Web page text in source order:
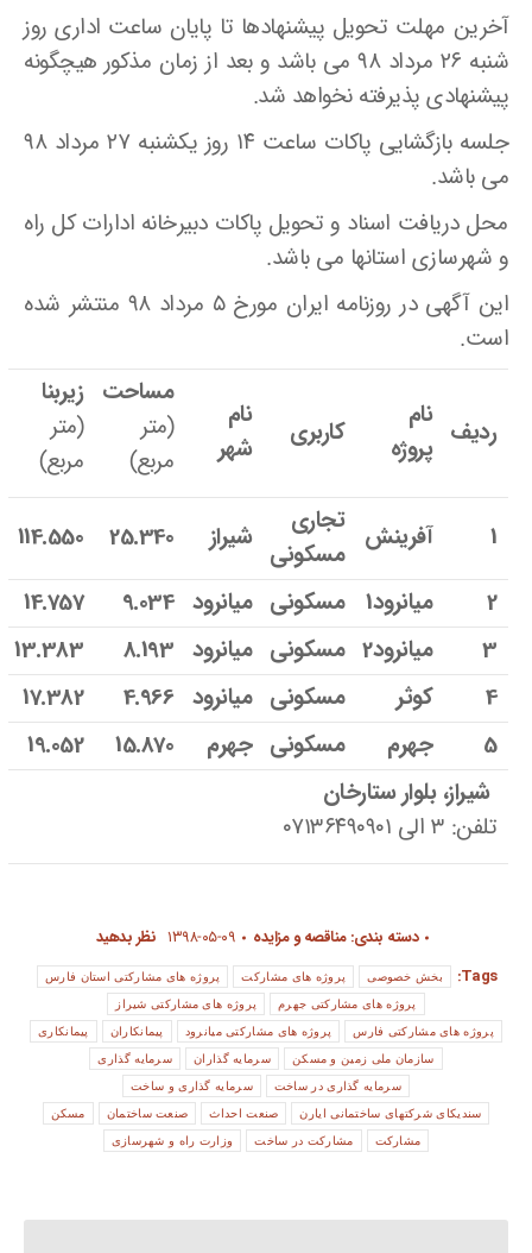
آخرین مهلت تحویل پیشنهادها تا پایان ساعت اداری روز
شنبه ۲۶ مرداد ۹۸ می باشد و بعد از زمان مذکور هیچگونه
پیشنهادی پذیرفته نخواهد شد.
جلسه بازگشایی پاکات ساعت ۱۴ روز یکشنبه ۲۷ مرداد ۹۸
می باشد.
محل دریافت اسناد و تحویل پاکات دبیرخانه ادارات کل راه
و شهرسازی استانها می باشد.
این آگهی در روزنامه ایران مورخ ۵ مرداد ۹۸ منتشر شده
است.
ردیف نام
پروژه
کاربری
نام
شهر
مساحت
(متر
مربع)
زیربنا
(متر
مربع)
1 آفرینش تجاری
مسکونی شیراز 25.340
114.550
2
میانرود1 مسکونی میانرود 9.034
14.757
3
میانرود2 مسکونی میانرود 8.193
13.383
4
کوثر مسکونی میانرود 4.966
17.382
5
جهرم مسکونی جهرم 15.870
19.052
شیراز، بلوار ستارخان
تلفن: ۳ الی ۰۷۱۳۶۴۹۰۹۰۱
دسته بندی:مناقصه و مزایده ۱۳۹۸-۰۵-۰۹ نظر بدهید
Tags:
بخش خصوصی پروژه های مشارکت پروژه های مشارکتی استان فارس
پروژه های مشارکتی جهرم پروژه های مشارکتی شیراز
پروژه های مشارکتی فارس پروژه های مشارکتی میانرود پیمانکاران پیمانکاری
سازمان ملی زمین و مسکن سرمایه گذاران سرمایه گذاری
سرمایه گذاری در ساخت سرمایه گذاری و ساخت
سندیکای شرکتهای ساختمانی ایارن صنعت احداث صنعت ساختمان مسکن
مشارکت مشارکت در ساخت وزارت راه و شهرسازی